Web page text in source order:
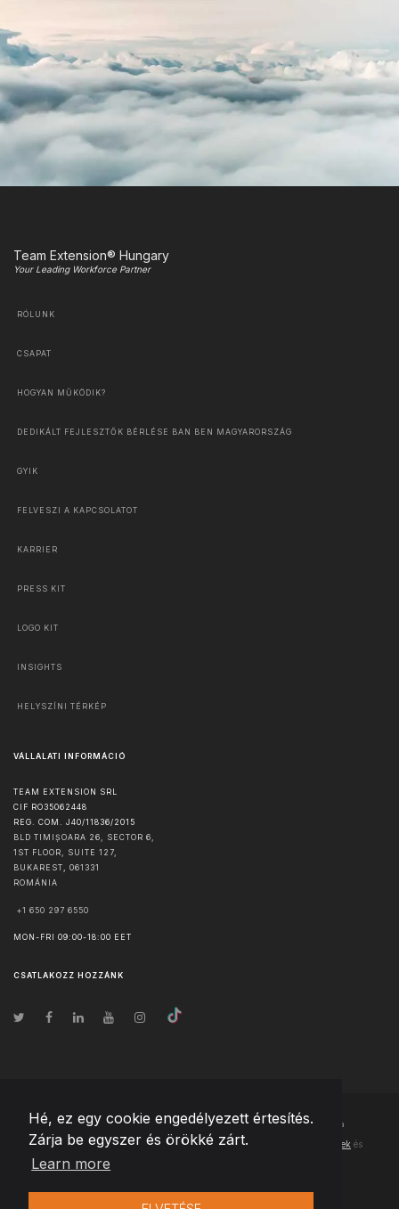
Hé, ez egy cookie engedélyezett értesítés.
Zárja be egyszer és örökké zárt.
Learn more
Team Extension® Hungary
Your Leading Workforce Partner
RÓLUNK
CSAPAT
HOGYAN MŰKÖDIK?
DEDIKÁLT FEJLESZTŐK BÉRLÉSE BAN BEN MAGYARORSZÁG
GYIK
FELVESZI A KAPCSOLATOT
KARRIER
PRESS KIT
LOGO KIT
INSIGHTS
HELYSZÍNI TÉRKÉP
VÁLLALATI INFORMÁCIÓ
TEAM EXTENSION SRL
CIF RO35062448
REG. COM. J40/11836/2015
BLD TIMIȘOARA 26, SECTOR 6,
1ST FLOOR, SUITE 127,
BUKAREST
061331
ROMÁNIA
+1 650 297 6550
MON-FRI 09:00-18:00 EET
CSATLAKOZZ HOZZÁNK
© Szerzői jog2026 Team Extension Hungary- Minden jog fenntartva
Changelog ● Ezen webhely használatával elfogadja Használati feltételek és